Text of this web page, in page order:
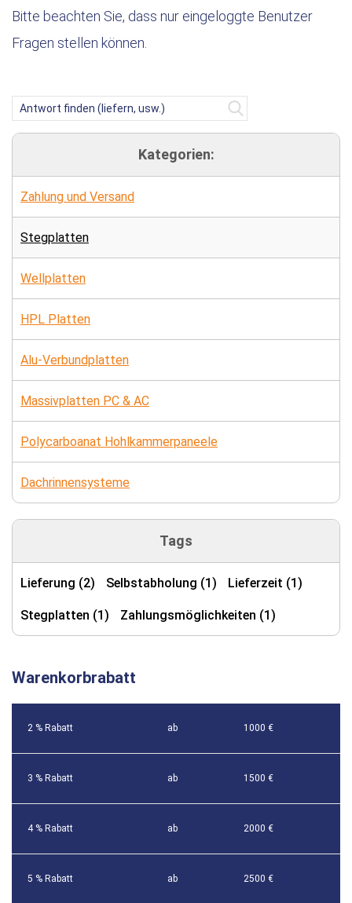
Bitte beachten Sie, dass nur eingeloggte Benutzer
Fragen stellen können.
Kategorien:
Zahlung und Versand
Stegplatten
Wellplatten
HPL Platten
Alu-Verbundplatten
Massivplatten PC & AC
Polycarboanat Hohlkammerpaneele
Dachrinnensysteme
Tags
Lieferung (2) Selbstabholung (1) Lieferzeit (1)
Stegplatten (1) Zahlungsmöglichkeiten (1)
Warenkorbrabatt
2 % Rabatt ab 1000 €
3 % Rabatt ab 1500 €
4 % Rabatt ab 2000 €
5 % Rabatt ab 2500 €